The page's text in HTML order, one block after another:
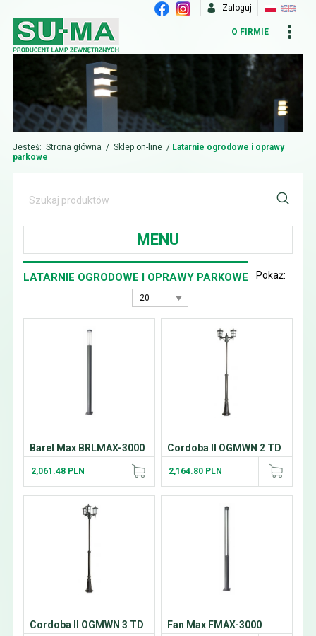
Zaloguj
O FIRMIE
Jesteś: Strona główna / Sklep on-line / Latarnie ogrodowe i oprawy
parkowe
MENU
LATARNIE OGRODOWE I OPRAWY PARKOWE Pokaż:
Barel Max BRLMAX-3000
2,061.48 PLN
Cordoba II OGMWN 2 TD
2,164.80 PLN
Cordoba II OGMWN 3 TD Fan Max FMAX-3000